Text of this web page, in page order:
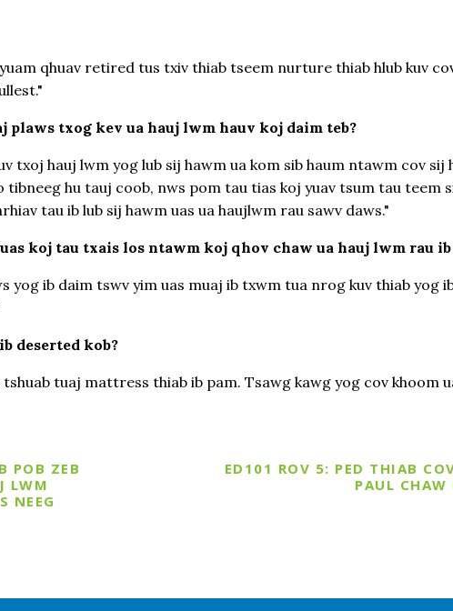
qhuav retired tus txiv thiab tseem nurture thiab hlub kuv
txog kev ua hauj lwm hauv koj daim teb?
txoj hauj lwm yog lub sij hawm ua kom sib haum ntawm cov sij
hu tauj coob, nws pom tau tias koj yuav tsum tau teem
tau ib lub sij hawm uas ua haujlwm rau sawv daws."
koj tau txais los ntawm koj qhov chaw ua hauj lwm rau
yog ib daim tswv yim uas muaj ib txwm tua nrog kuv thiab yog
deserted kob?
tuaj mattress thiab ib pam. Tsawg kawg yog cov khoom
POB ZEB
LWM
NEEG
ED101 ROV 5: PED THIAB
PAUL CHAW